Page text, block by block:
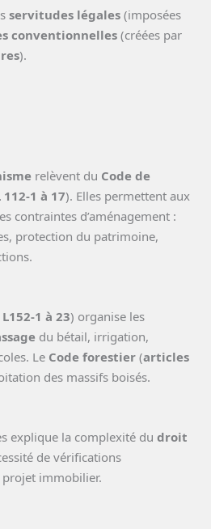
servitudes légales (imposées
conventionnelles (créées par
).
relèvent du Code de
1 à 17). Elles permettent aux
contraintes d’aménagement :
protection du patrimoine,
1 à 23) organise les
du bétail, irrigation,
Le Code forestier (articles
des massifs boisés.
explique la complexité du droit
de vérifications
immobilier.